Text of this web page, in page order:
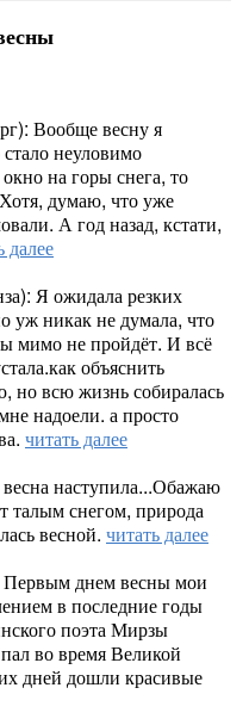
Вообще весну я
неуловимо
на горы снега, то
думаю, что уже
А год назад, кстати,
далее
Я ожидала резких
уж никак не думала, что
мимо не пройдёт. И всё
объяснить
но всю жизнь собиралась
надоели. а просто
читать далее
весна наступила...Обажаю
талым снегом, природа
весной. читать далее
днем весны мои
в последние годы
поэта Мирзы
во время Великой
дней дошли красивые